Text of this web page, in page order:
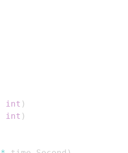
int )
int )